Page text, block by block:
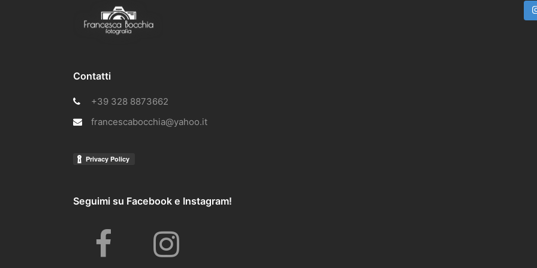
Contatti
+39 328 8873662
francescabocchia@yahoo.it
Seguimi su Facebook e Instagram!
I